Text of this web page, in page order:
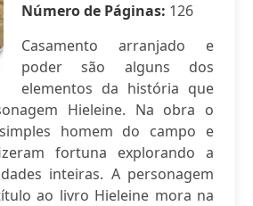
Número de Páginas: 126
Casamento arranjado e
poder são alguns dos
elementos da história que
Hieleine. Na obra o
homem do campo e
fortuna explorando a
inteiras. A personagem
ao livro Hieleine mora na